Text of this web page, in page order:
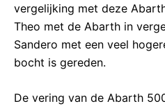
vergelijking met deze
Theo met de Abarth in
Sandero met een veel
bocht is gereden.
De vering van de Abarth